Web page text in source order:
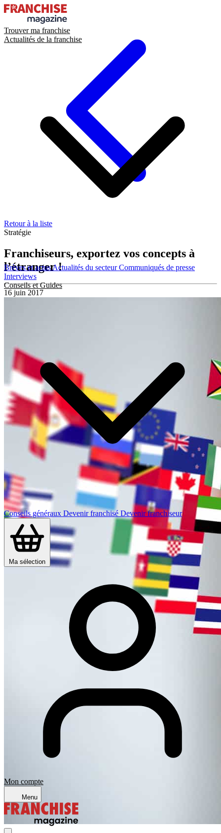
Trouver ma franchise
Actualités de la franchise
Brèves et actusActualités du secteurCommuniqués de presse
Interviews
Conseils et Guides
Conseils généraux Devenir franchisé Devenir franchiseur
Ma sélection
Mon compte
Menu
Retour à la liste
Stratégie
Franchiseurs, exportez vos concepts à
l’étranger !
16 juin 2017